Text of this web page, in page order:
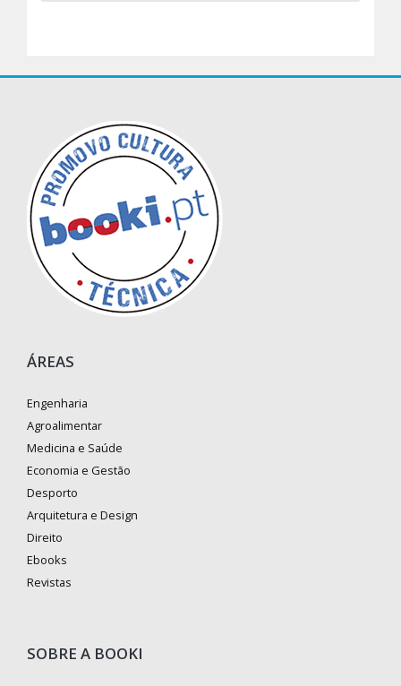
ÁREAS
Engenharia
Agroalimentar
Medicina e Saúde
Economia e Gestão
Desporto
Arquitetura e Design
Direito
Ebooks
Revistas
SOBRE A BOOKI